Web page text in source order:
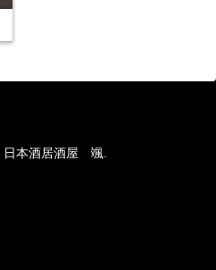
日本酒居酒屋 颯.